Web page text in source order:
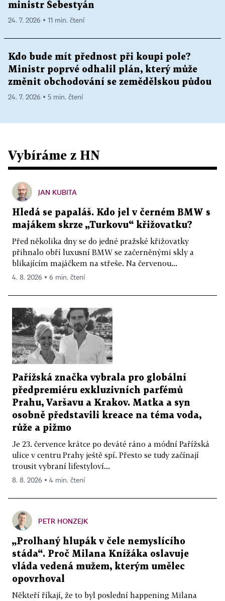
ministr Šebestyán
24. 7. 2026 ▪ 11 min. čtení
Kdo bude mít přednost při koupi pole?
Ministr poprvé odhalil plán, který může
změnit obchodování se zemědělskou půdou
24. 7. 2026 ▪ 5 min. čtení
Vybíráme z HN
JAN KUBITA
Hledá se papaláš. Kdo jel v černém BMW s
majákem skrze „Turkovu“ křižovatku?
Před několika dny se do jedné pražské křižovatky
přihnalo obří luxusní BMW se začerněnými skly a
blikajícím majáčkem na střeše. Na červenou...
4. 8. 2026 ▪ 6 min. čtení
Pařížská značka vybrala pro globální
předpremiéru exkluzivních parfémů
Prahu, Varšavu a Krakov. Matka a syn
osobně představili kreace na téma voda,
růže a pižmo
Je 23. července krátce po deváté ráno a módní Pařížská
ulice v centru Prahy ještě spí. Přesto se tudy začínají
trousit vybraní lifestyloví...
8. 8. 2026 ▪ 4 min. čtení
PETR HONZEJK
„Prolhaný hlupák v čele nemyslícího
stáda“. Proč Milana Knížáka oslavuje
vláda vedená mužem, kterým umělec
opovrhoval
Někteří říkají, že to byl poslední happening Milana